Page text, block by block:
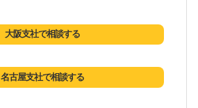
大阪支社で相談する
名古屋支社で相談する